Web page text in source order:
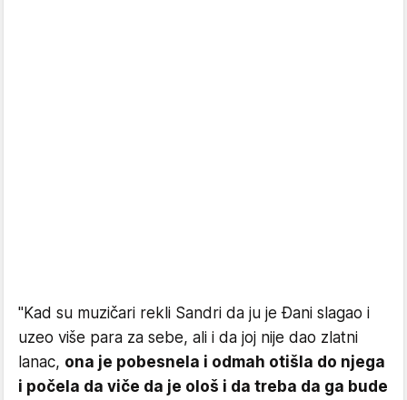
"Kad su muzičari rekli Sandri da ju je Đani slagao i
uzeo više para za sebe, ali i da joj nije dao zlatni
lanac, ona je pobesnela i odmah otišla do njega
i počela da viče da je ološ i da treba da ga bude